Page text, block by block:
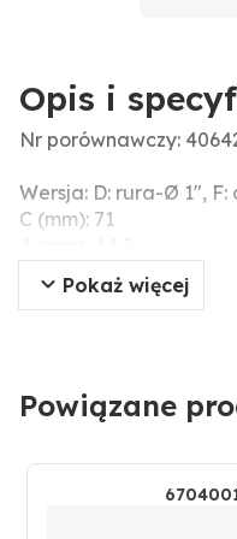
Opis i
Nr porównawczy:
Wersja: D: rura-Ø 1",
C (mm): 71
B (mm): 95,5
Dodatkowe
Pokaż więcej
Powiązane